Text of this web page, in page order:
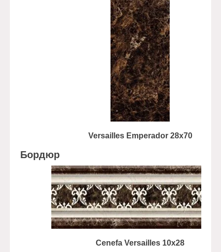
Versailles Emperador 28x70
Бордюр
Cenefa Versailles 10x28